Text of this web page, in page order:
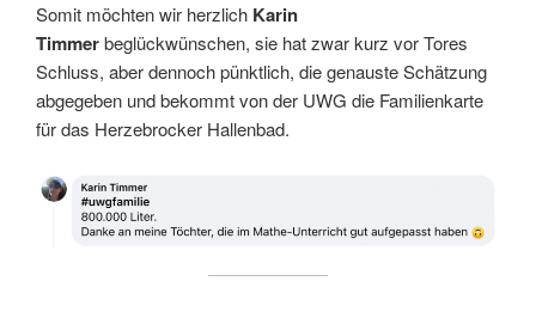
Somit möchten wir herzlich Karin
Timmerbeglückwünschen, sie hat zwar kurz vor Tores
Schluss, aber dennoch pünktlich, die genauste Schätzung
abgegeben und bekommt von der UWG die Familienkarte
für das Herzebrocker Hallenbad.